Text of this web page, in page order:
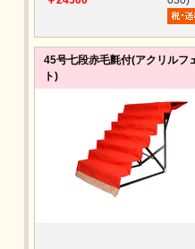
45号七段赤毛氈付(アクリルフ
ト)